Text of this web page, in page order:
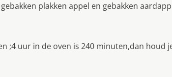
plakken appel en gebakken
;4 uur in de oven is 240 minuten,dan houd